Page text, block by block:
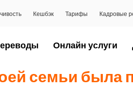
Кешбэк Тарифы Кадровые
Онлайн услуги
семьи была